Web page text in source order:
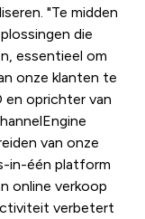
"Te midden
die
essentieel om
onze klanten te
en oprichter van
van onze
in-één platform
online verkoop
verbetert